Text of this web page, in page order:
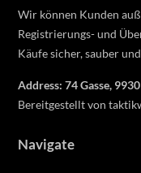
Wir können Kunden
Registrierungs- und
Käufe sicher, sauber
Address: 74 Gasse,
Bereitgestellt von
Navigate